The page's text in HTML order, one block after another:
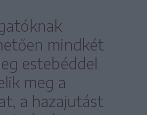
mindkét
estebéddel
meg a
a hazajutást